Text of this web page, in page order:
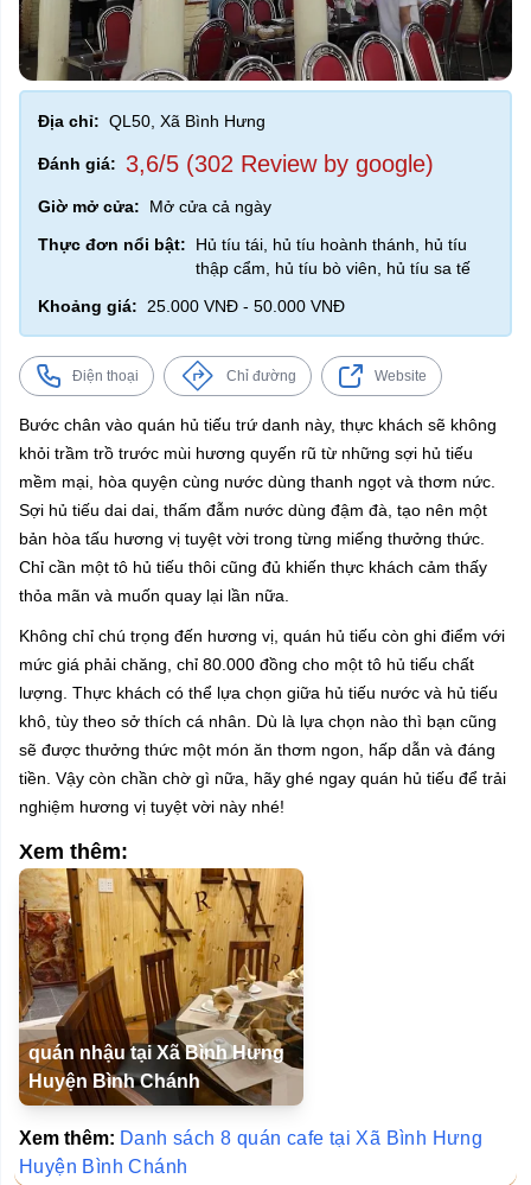
Địa chỉ: QL50, Xã Bình Hưng
Đánh giá: 3,6/5 (302 Review by google)
Giờ mở cửa:
Mở cửa cả ngày
Thực đơn nổi bật:
Hủ tíu tái, hủ tíu hoành thánh, hủ tíu
thập cẩm, hủ tíu bò viên, hủ tíu sa tế
Khoảng giá:
25.000 VNĐ - 50.000 VNĐ
Điện thoại Chỉ đường Website
Bước chân vào quán hủ tiếu trứ danh này, thực khách sẽ không
khỏi trầm trồ trước mùi hương quyến rũ từ những sợi hủ tiếu
mềm mại, hòa quyện cùng nước dùng thanh ngọt và thơm nức.
Sợi hủ tiếu dai dai, thấm đẫm nước dùng đậm đà, tạo nên một
bản hòa tấu hương vị tuyệt vời trong từng miếng thưởng thức.
Chỉ cần một tô hủ tiếu thôi cũng đủ khiến thực khách cảm thấy
thỏa mãn và muốn quay lại lần nữa.
Không chỉ chú trọng đến hương vị, quán hủ tiếu còn ghi điểm với
mức giá phải chăng, chỉ 80.000 đồng cho một tô hủ tiếu chất
lượng. Thực khách có thể lựa chọn giữa hủ tiếu nước và hủ tiếu
khô, tùy theo sở thích cá nhân. Dù là lựa chọn nào thì bạn cũng
sẽ được thưởng thức một món ăn thơm ngon, hấp dẫn và đáng
tiền. Vậy còn chần chờ gì nữa, hãy ghé ngay quán hủ tiếu để trải
nghiệm hương vị tuyệt vời này nhé!
Xem thêm:
quán nhậu tại Xã Bình Hưng
Huyện Bình Chánh
Xem thêm: Danh sách 8 quán cafe tại Xã Bình Hưng
Huyện Bình Chánh